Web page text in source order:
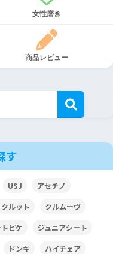
女性磨き
商品レビュー
す
USJ アセチノ
クルット クルムーヴ
ピケ ジュニアシート
ドンキ ハイチェア